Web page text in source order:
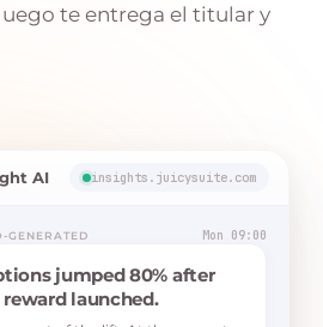
te entrega el titular y
AI insights.juicysuite.com
GENERATED Mon 09:00
jumped 80% after
launched.